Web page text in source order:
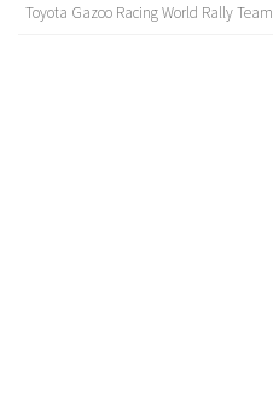
Toyota Gazoo Racing World Rally Team